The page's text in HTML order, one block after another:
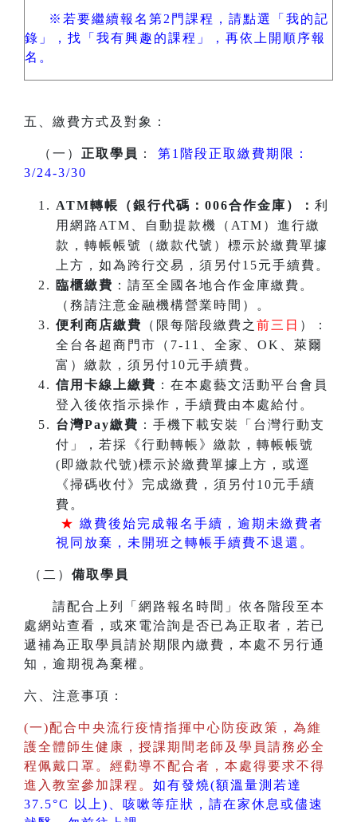
※若要繼續報名第2門課程，請點選「我的記
錄」，找「我有興趣的課程」，再依上開順序報
名。
五、繳費方式及對象：
（一） 正取學員 ： 第1階段正取繳費期限：
3/24-3/30
ATM轉帳（銀行代碼：006合作金庫）： 利
用網路ATM、自動提款機（ATM）進行繳
款，轉帳帳號（繳款代號）標示於繳費單據
上方，如為跨行交易，須另付15元手續費。
臨櫃繳費 ：請至全國各地合作金庫繳費。
（務請注意金融機構營業時間）。
便利商店繳費
（限每階段繳費之 前三日 ）：
全台各超商門市（7-11、全家、OK、萊爾
富）繳款，須另付10元手續費。
信用卡線上繳費 ：在本處藝文活動平台會員
登入後依指示操作，手續費由本處給付。
台灣Pay繳費 ：手機下載安裝「台灣行動支
付」，若採《行動轉帳》繳款，轉帳帳號
(即繳款代號)標示於繳費單據上方，或逕
《掃碼收付》完成繳費，須另付10元手續
費。
★ 繳費後始完成報名手續，逾期未繳費者
視同放棄，未開班之轉帳手續費不退還。
（二） 備取學員
請配合上列「網路報名時間」依各階段至本
處網站查看，或來電洽詢是否已為正取者，若已
遞補為正取學員請於期限內繳費，本處不另行通
知，逾期視為棄權。
六、注意事項：
(一)配合中央流行疫情指揮中心防疫政策，為維
護全體師生健康，授課期間老師及學員請務必全
程佩戴口罩。經勸導不配合者，本處得要求不得
進入教室參加課程。 如有發燒(額溫量測若達
37.5°C 以上)、咳嗽等症狀，請在家休息或儘速